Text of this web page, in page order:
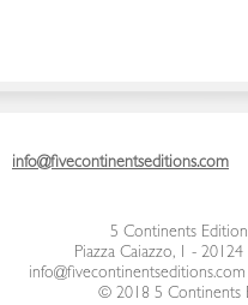
info@fivecontinentseditions.com
5 Continents
Piazza Caiazzo, 1 - 20124
info@fivecontinentseditions.com
© 2018 5 Continents